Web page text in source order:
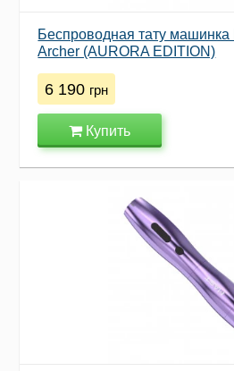
Беспроводная тату
Archer (AURORA EDITION)
6 190 грн
Купить